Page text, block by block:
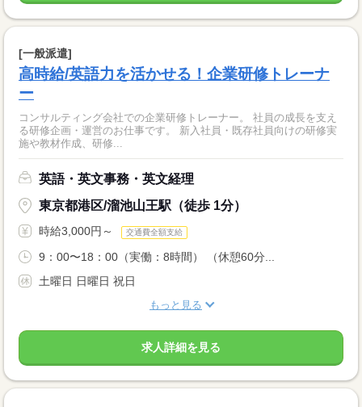
[一般派遣]
高時給/英語力を活かせる！企業研修トレーナ
ー
コンサルティング会社での企業研修トレーナー。 社員の成長を支え
る研修企画・運営のお仕事です。 新入社員・既存社員向けの研修実
施や教材作成、研修...
英語・英文事務・英文経理
東京都港区/溜池山王駅（徒歩 1分）
時給3,000円～ 交通費全額支給
9：00〜18：00（実働：8時間） （休憩60分...
土曜日 日曜日 祝日
もっと見る
求人詳細を見る